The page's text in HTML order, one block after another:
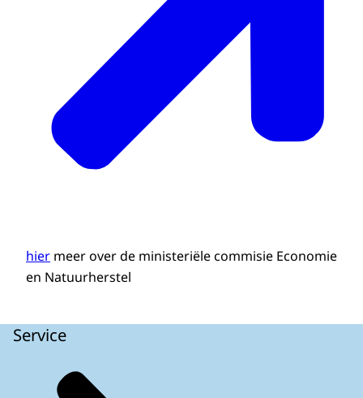
hier meer over de ministeriële commisie Economie
en Natuurherstel
Service